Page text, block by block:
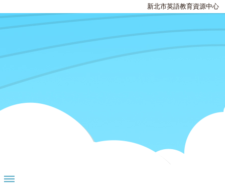
新北市英語教育資源中心